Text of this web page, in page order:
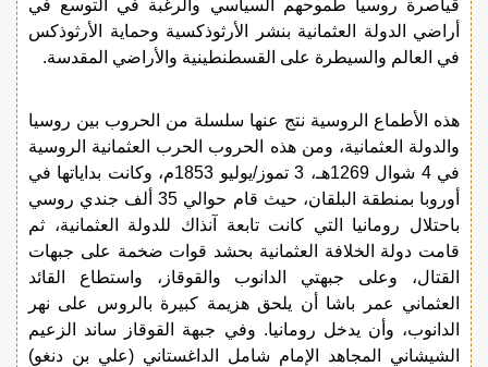
قياصرة روسيا طموحهم السياسي والرغبة في التوسع في
أراضي الدولة العثمانية بنشر الأرثوذكسية وحماية الأرثوذكس
في العالم والسيطرة على القسطنطينية والأراضي المقدسة.
هذه الأطماع الروسية نتج عنها سلسلة من الحروب بين روسيا
والدولة العثمانية، ومن هذه الحروب الحرب العثمانية الروسية
في 4 شوال 1269هـ، 3 تموز/يوليو 1853م، وكانت بداياتها في
أوروبا بمنطقة البلقان، حيث قام حوالي 35 ألف جندي روسي
باحتلال رومانيا التي كانت تابعة آنذاك للدولة العثمانية، ثم
قامت دولة الخلافة العثمانية بحشد قوات ضخمة على جبهات
القتال، وعلى جبهتي الدانوب والقوقاز، واستطاع القائد
العثماني عمر باشا أن يلحق هزيمة كبيرة بالروس على نهر
الدانوب، وأن يدخل رومانيا. وفي جبهة القوقاز ساند الزعيم
الشيشاني المجاهد الإمام شامل الداغستاني (علي بن دنغو)